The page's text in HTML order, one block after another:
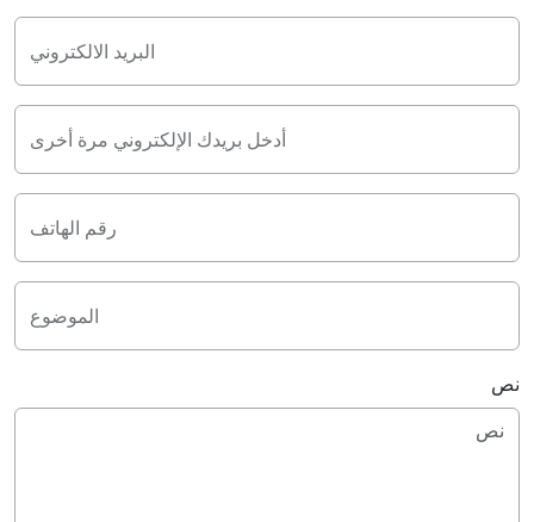
البريد الالكتروني
أدخل بريدك الإلكتروني مرة أخرى
رقم الهاتف
الموضوع
نص